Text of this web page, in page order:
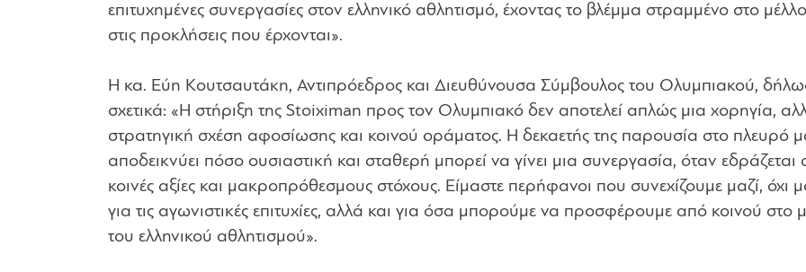
επιτυχημένες συνεργασίες στον ελληνικό αθλητισμό, έχοντας το βλέμμα στραμμένο στο
στις προκλήσεις που έρχονται».
Η κα. Εύη Κουτσαυτάκη, Αντιπρόεδρος και Διευθύνουσα Σύμβουλος του Ολυμπιακού,
σχετικά: «Η στήριξη της Stoiximan προς τον Ολυμπιακό δεν αποτελεί απλώς μια χορηγία,
στρατηγική σχέση αφοσίωσης και κοινού οράματος. Η δεκαετής της παρουσία στο πλευρό
αποδεικνύει πόσο ουσιαστική και σταθερή μπορεί να γίνει μια συνεργασία, όταν εδράζεται
κοινές αξίες και μακροπρόθεσμους στόχους. Είμαστε περήφανοι που συνεχίζουμε μαζί, όχι
για τις αγωνιστικές επιτυχίες, αλλά και για όσα μπορούμε να προσφέρουμε από κοινού στο
του ελληνικού αθλητισμού».